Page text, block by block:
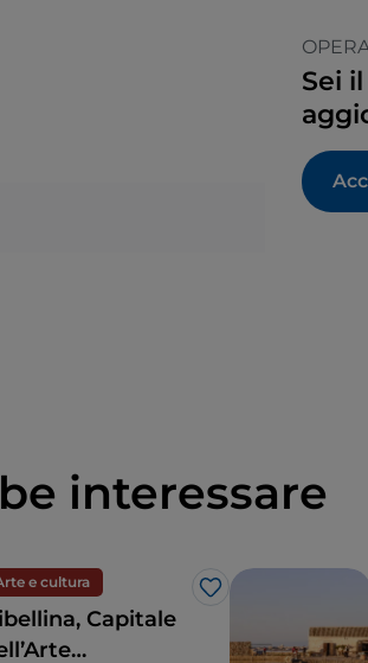
Sei
interessare
e cultura
Like
Capitale